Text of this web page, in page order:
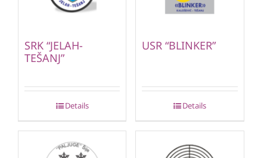
SRK “JELAH-
TEŠANJ”
Details
USR “BLINKER”
Details